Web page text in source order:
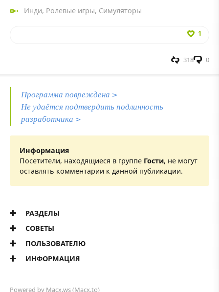
Инди, Ролевые игры, Симуляторы
1
0
318
Программа повреждена >
Не удаётся подтвердить подлинность
разработчика >
Информация
Посетители, находящиеся в группе Гости, не могут
оставлять комментарии к данной публикации.
РАЗДЕЛЫ
СОВЕТЫ
ПОЛЬЗОВАТЕЛЮ
ИНФОРМАЦИЯ
Powered by Macx.ws(Macx.to)